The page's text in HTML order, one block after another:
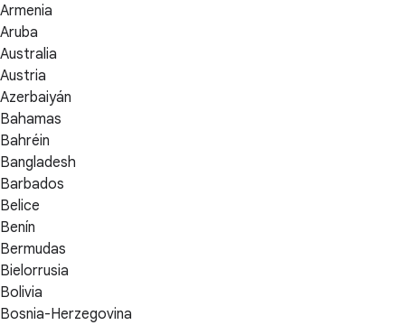
Armenia
Aruba
Australia
Austria
Azerbaiyán
Bahamas
Bahréin
Bangladesh
Barbados
Belice
Benín
Bermudas
Bielorrusia
Bolivia
Bosnia-Herzegovina